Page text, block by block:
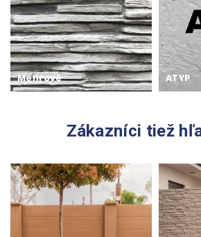
Melírové ATYP
Zákazníci tiež